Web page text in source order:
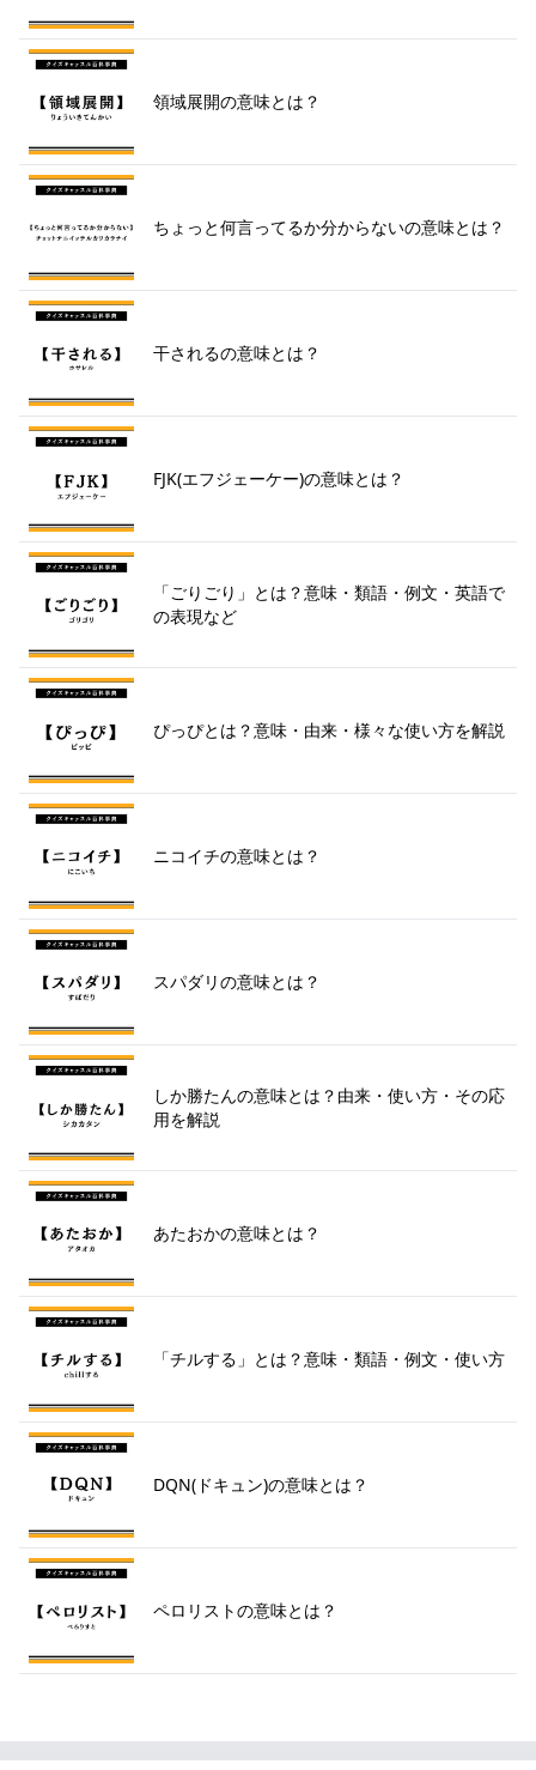
領域展開の意味とは？
ちょっと何言ってるか分からないの意味とは？
干されるの意味とは？
FJK(エフジェーケー)の意味とは？
「ごりごり」とは？意味・類語・例文・英語で
の表現など
ぴっぴとは？意味・由来・様々な使い方を解説
ニコイチの意味とは？
スパダリの意味とは？
しか勝たんの意味とは？由来・使い方・その応
用を解説
あたおかの意味とは？
「チルする」とは？意味・類語・例文・使い方
DQN(ドキュン)の意味とは？
ペロリストの意味とは？